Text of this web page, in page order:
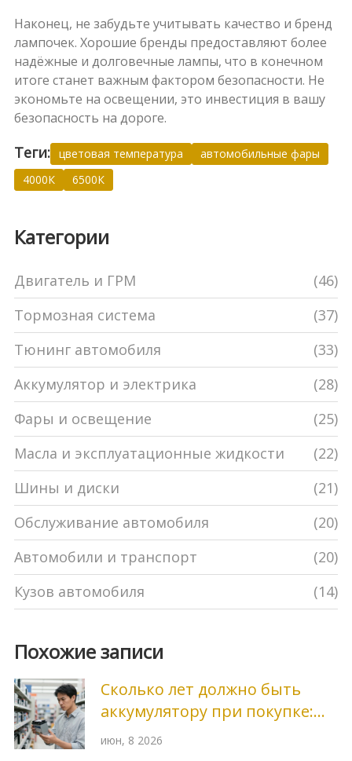
Наконец, не забудьте учитывать качество и бренд
лампочек. Хорошие бренды предоставляют более
надёжные и долговечные лампы, что в конечном
итоге станет важным фактором безопасности. Не
экономьте на освещении, это инвестиция в вашу
безопасность на дороге.
Теги: цветовая температура
автомобильные фары
4000К
6500К
Категории
Двигатель и ГРМ
(46)
Тормозная система
(37)
Тюнинг автомобиля
(33)
Аккумулятор и электрика
(28)
Фары и освещение
(25)
Масла и эксплуатационные жидкости
(22)
Шины и диски
(21)
Обслуживание автомобиля
(20)
Автомобили и транспорт
(20)
Кузов автомобиля
(14)
Похожие записи
Сколько лет должно быть
аккумулятору при покупке:
полный гид по дате
июн, 8 2026